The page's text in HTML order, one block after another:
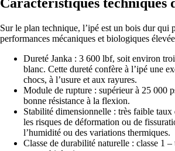
Sur le plan technique, l’ipé est un bois dur qui
performances mécaniques et biologiques
Dureté Janka : 3 600 lbf, soit environ
blanc. Cette dureté confère à l’ipé une
chocs, à l’usure et aux rayures.
Module de rupture : supérieur à 25 000
bonne résistance à la flexion.
Stabilité dimensionnelle : très faible
les risques de déformation ou de
l’humidité ou des variations thermiques.
Classe de durabilité naturelle : classe 1